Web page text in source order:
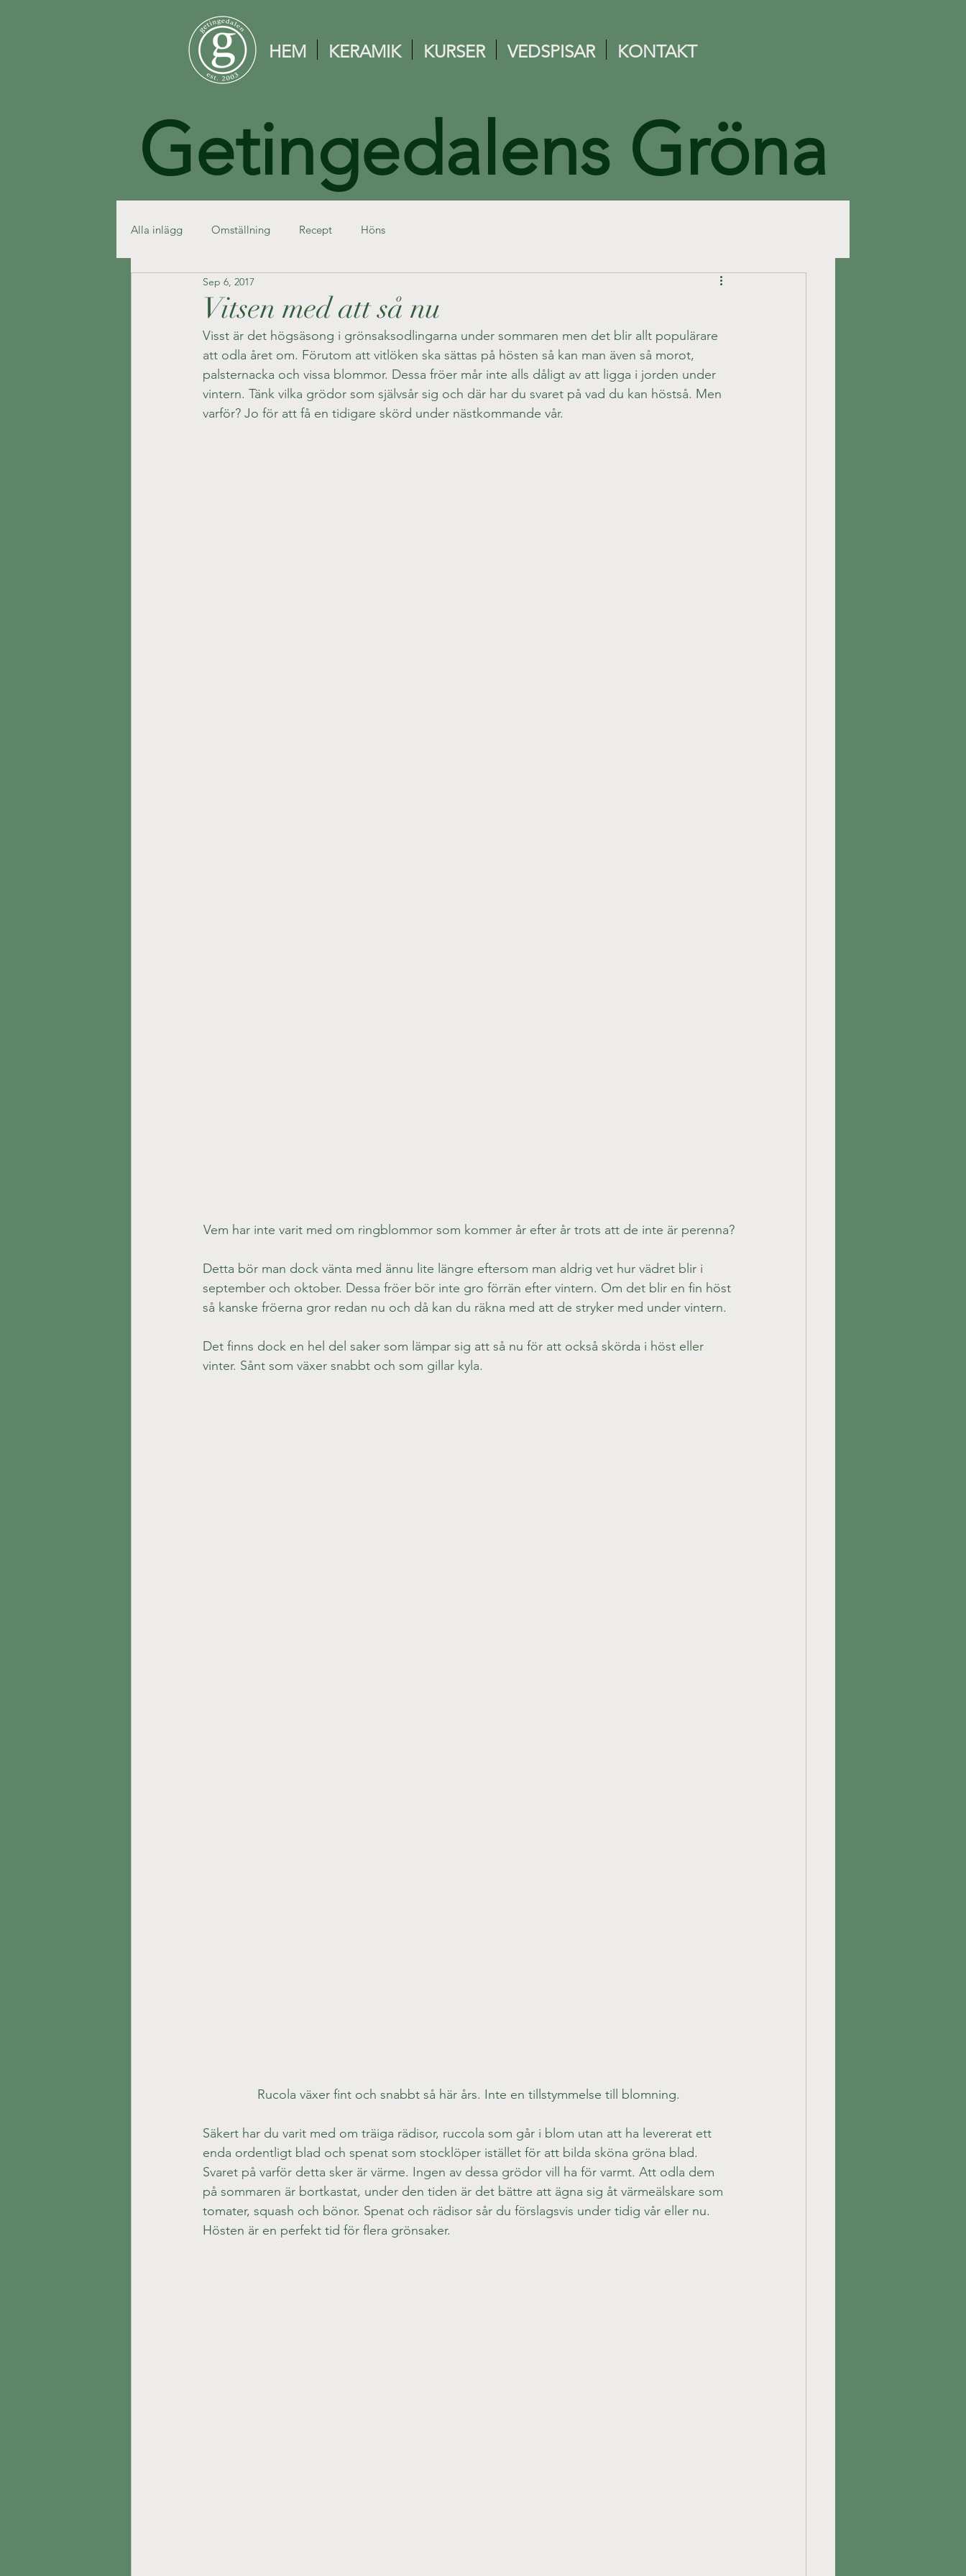
HEM KERAMIK KURSER VEDSPISAR KONTAKT
Getingedalens Gröna
Alla inlägg Omställning Recept Höns
Vitsen med att så nu
Sep 6, 2017
Visst är det högsäsong i grönsaksodlingarna under sommaren men det blir allt populärare
att odla året om. Förutom att vitlöken ska sättas på hösten så kan man även så morot,
palsternacka och vissa blommor. Dessa fröer mår inte alls dåligt av att ligga i jorden under
vintern. Tänk vilka grödor som självsår sig och där har du svaret på vad du kan höstså. Men
varför? Jo för att få en tidigare skörd under nästkommande vår.
Vem har inte varit med om ringblommor som kommer år efter år trots att de inte är perenna?
Detta bör man dock vänta med ännu lite längre eftersom man aldrig vet hur vädret blir i
september och oktober. Dessa fröer bör inte gro förrän efter vintern. Om det blir en fin höst
så kanske fröerna gror redan nu och då kan du räkna med att de stryker med under vintern.
Det finns dock en hel del saker som lämpar sig att så nu för att också skörda i höst eller
vinter. Sånt som växer snabbt och som gillar kyla.
Rucola växer fint och snabbt så här års. Inte en tillstymmelse till blomning.
Säkert har du varit med om träiga rädisor, ruccola som går i blom utan att ha levererat ett
enda ordentligt blad och spenat som stocklöper istället för att bilda sköna gröna blad.
Svaret på varför detta sker är värme. Ingen av dessa grödor vill ha för varmt. Att odla dem
på sommaren är bortkastat, under den tiden är det bättre att ägna sig åt värmeälskare som
tomater, squash och bönor. Spenat och rädisor sår du förslagsvis under tidig vår eller nu.
Hösten är en perfekt tid för flera grönsaker.